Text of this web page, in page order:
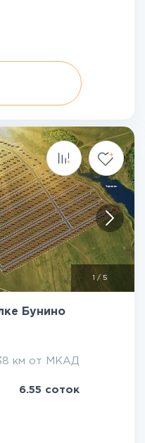
/ 5
Бунино
км от МКАД
6.55 соток